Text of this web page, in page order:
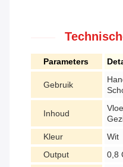
Parameters
Gebruik
Inhoud
Kleur
Wit
Output
0,8